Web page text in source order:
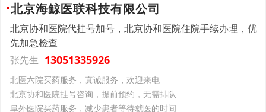
北京海鲸医联科技有限公司
北京协和医院代挂号加号，北京协和医院住院手续办理，优
先加急检查
张先生 13051335926
北医六院买药服务，真诚服务，欢迎来电
北京协和医院挂号咨询，提前预约，无需排队
阜外医院买药服务，减少患者等待就医的时间